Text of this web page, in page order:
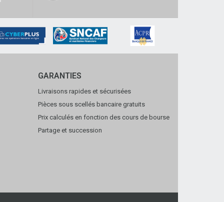
GARANTIES
Livraisons rapides et sécurisées
Pièces sous scellés bancaire gratuits
Prix calculés en fonction des cours de bourse
Partage et succession